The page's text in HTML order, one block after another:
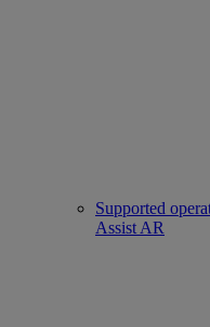
Supported
Assist AR